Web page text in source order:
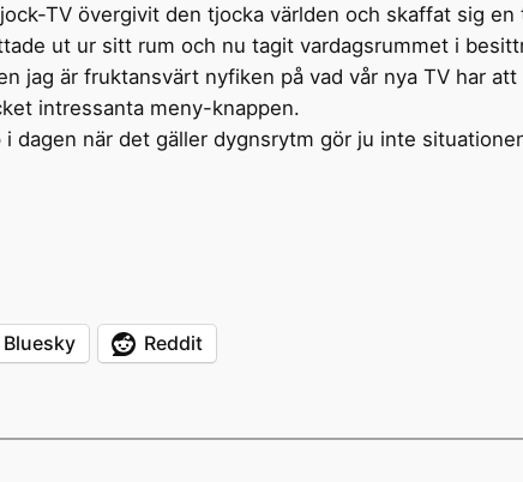
TV övergivit den tjocka världen och skaffat sig en
ut ur sitt rum och nu tagit vardagsrummet i
jag är fruktansvärt nyfiken på vad vår nya TV har
intressanta meny-knappen.
dagen när det gäller dygnsrytm gör ju inte
Bluesky Reddit